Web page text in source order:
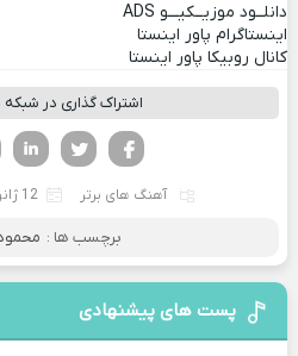
دانلــود موزیــکیـــو ADS
اینستاگرام پاور اینستا
کانال روبیکا پاور اینستا
اشتراک گذاری در
آهنگ های برتر 12 ژانویه 2024
برچسب ها :
پست های پیشنهادی